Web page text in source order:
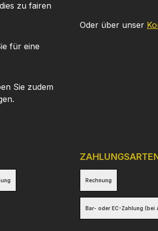
zu fairen
für eine
Sie zudem
Oder über unser
Rechnung
Bar- oder EC-Zahlung (bei